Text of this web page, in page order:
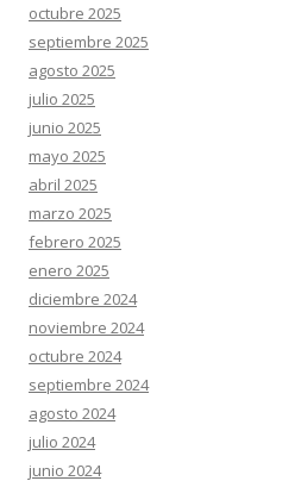
octubre 2025
septiembre 2025
agosto 2025
julio 2025
junio 2025
mayo 2025
abril 2025
marzo 2025
febrero 2025
enero 2025
diciembre 2024
noviembre 2024
octubre 2024
septiembre 2024
agosto 2024
julio 2024
junio 2024